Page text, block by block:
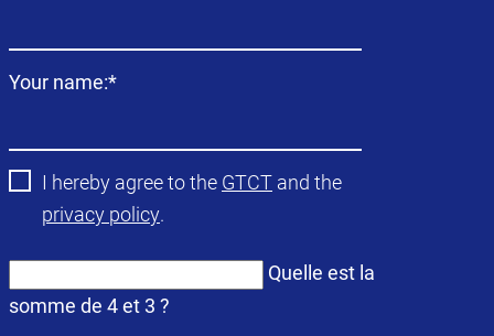
Champ
Your name:*
I hereby agree to the GTCT and the
privacy policy.
Quelle est la
somme de 4 et 3 ?